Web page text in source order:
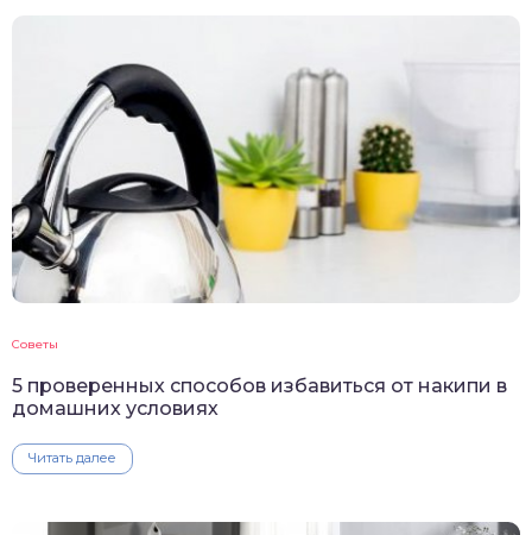
Советы
5 проверенных способов избавиться от накипи в
домашних условиях
Читать далее